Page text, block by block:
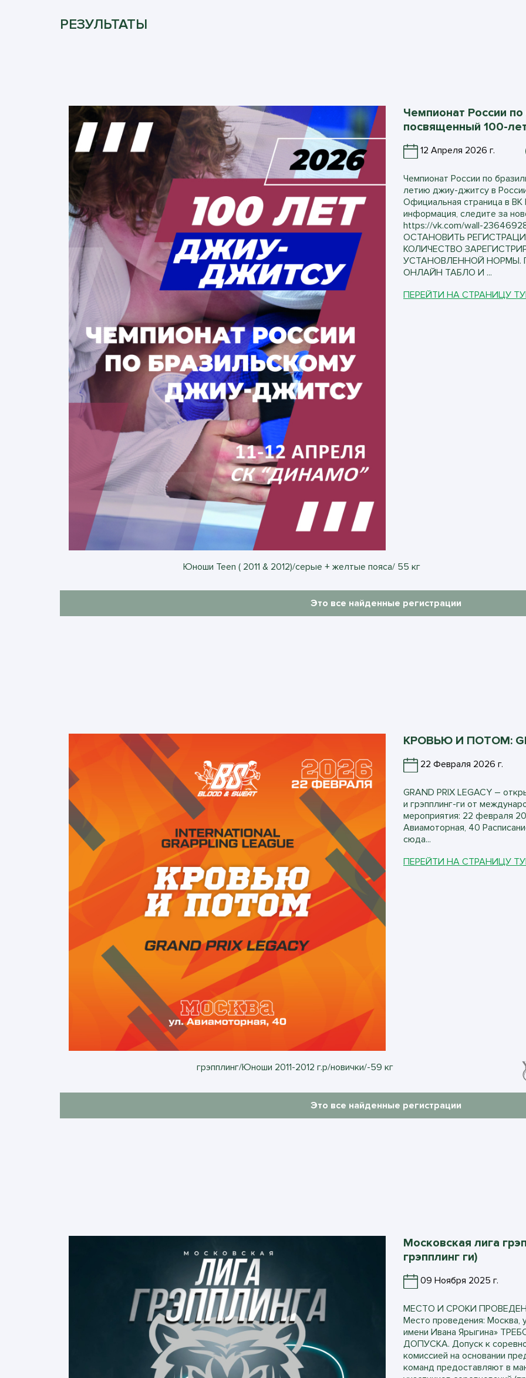
РЕЗУЛЬТАТЫ
Чемпионат России
посвященный 100-
12 Апреля 2026 г.
Чемпионат России по
летию джиу-джитсу в
Официальная страница в
информация, следите за
https://vk.com/wall-
ОСТАНОВИТЬ
КОЛИЧЕСТВО
УСТАНОВЛЕННОЙ НОРМЫ.
ОНЛАЙН ТАБЛО И ...
ПЕРЕЙТИ НА СТРАНИЦУ
Юноши Teen ( 2011 & 2012)/серые + желтые пояса/ 55 кг
Это все найденные регистрации
КРОВЬЮ И ПОТОМ:
22 Февраля 2026 г.
GRAND PRIX LEGACY –
и грэпплинг-ги от
мероприятия: 22 февраля
Авиамоторная, 40
сюда...
ПЕРЕЙТИ НА СТРАНИЦУ
грэпплинг/Юноши 2011-2012 г.р/новички/-59 кг
Это все найденные регистрации
Московская лига
грэпплинг ги)
09 Ноября 2025 г.
МЕСТО И СРОКИ
Место проведения: Москва,
имени Ивана Ярыгина»
ДОПУСКА. Допуск к
комиссией на основании
команд предоставляют в